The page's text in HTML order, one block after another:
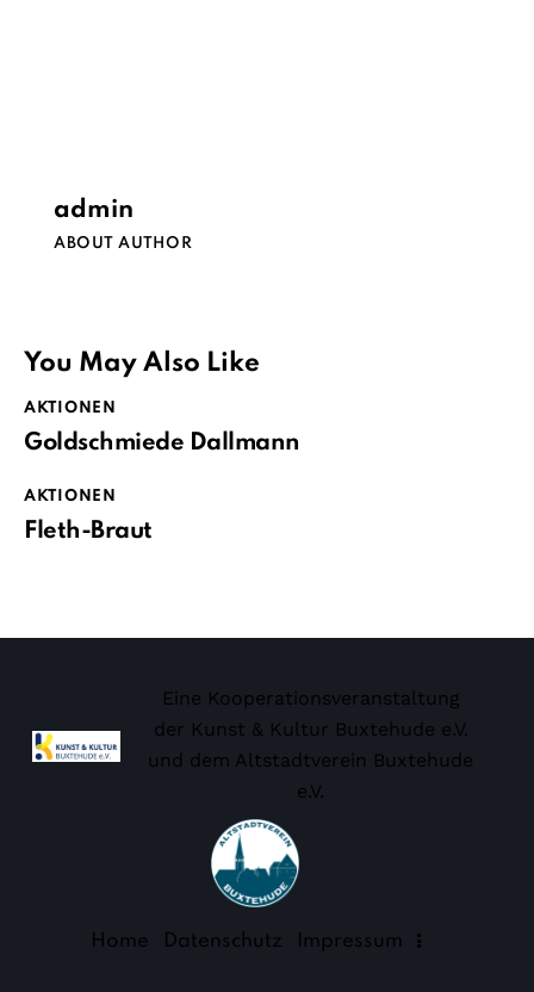
admin
ABOUT AUTHOR
You May Also Like
AKTIONEN
Goldschmiede Dallmann
AKTIONEN
Fleth-Braut
Eine Kooperationsveranstaltung
der Kunst & Kultur Buxtehude e.V.
und dem Altstadtverein Buxtehude
e.V.
Home Datenschutz Impressum